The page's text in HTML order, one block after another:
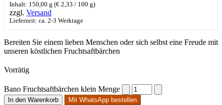
Inhalt: 150,00 g (€ 2,33 / 100 g)
zzgl. Versand
Lieferzeit: ca. 2-3 Werktage
Bereiten Sie einem lieben Menschen oder sich selbst eine Freude mit
unseren köstlichen Fruchtsaftbärchen
Vorrätig
Bano Fruchtsaftbärchen klein Menge
In den Warenkorb Mit WhatsApp bestellen